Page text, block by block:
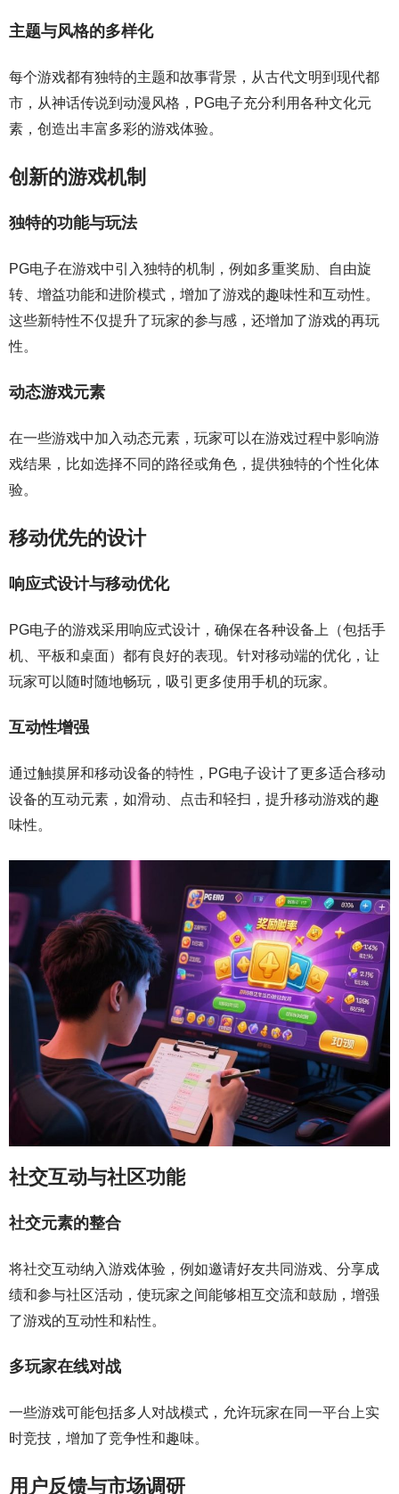
主题与风格的多样化
每个游戏都有独特的主题和故事背景，从古代文明到现代都
市，从神话传说到动漫风格，PG电子充分利用各种文化元
素，创造出丰富多彩的游戏体验。
创新的游戏机制
独特的功能与玩法
PG电子在游戏中引入独特的机制，例如多重奖励、自由旋
转、增益功能和进阶模式，增加了游戏的趣味性和互动性。
这些新特性不仅提升了玩家的参与感，还增加了游戏的再玩
性。
动态游戏元素
在一些游戏中加入动态元素，玩家可以在游戏过程中影响游
戏结果，比如选择不同的路径或角色，提供独特的个性化体
验。
移动优先的设计
响应式设计与移动优化
PG电子的游戏采用响应式设计，确保在各种设备上（包括手
机、平板和桌面）都有良好的表现。针对移动端的优化，让
玩家可以随时随地畅玩，吸引更多使用手机的玩家。
互动性增强
通过触摸屏和移动设备的特性，PG电子设计了更多适合移动
设备的互动元素，如滑动、点击和轻扫，提升移动游戏的趣
味性。
社交互动与社区功能
社交元素的整合
将社交互动纳入游戏体验，例如邀请好友共同游戏、分享成
绩和参与社区活动，使玩家之间能够相互交流和鼓励，增强
了游戏的互动性和粘性。
多玩家在线对战
一些游戏可能包括多人对战模式，允许玩家在同一平台上实
时竞技，增加了竞争性和趣味。
用户反馈与市场调研